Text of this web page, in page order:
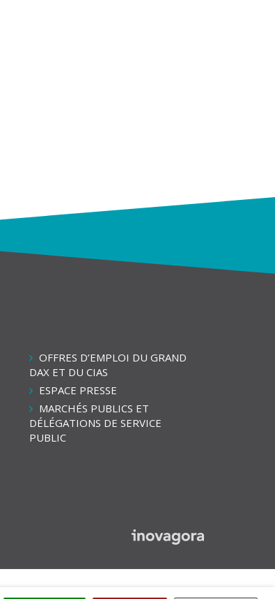
OFFRES D’EMPLOI DU GRAND
DAX ET DU CIAS
ESPACE PRESSE
MARCHÉS PUBLICS ET
DÉLÉGATIONS DE SERVICE
PUBLIC